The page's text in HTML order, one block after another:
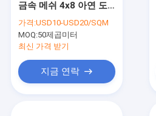
금속 메쉬 4x8 아연 도
가격:USD10-USD20/SQM
MOQ:50제곱미터
최신 가격 받기
지금 연락